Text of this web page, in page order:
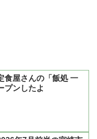
食屋さんの「飯処 一
プンしたよ